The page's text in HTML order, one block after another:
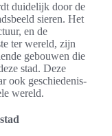
duidelijk door de
sieren. Het
en de
ter wereld, zijn
gebouwen die
stad. Deze
ook geschiedenis-
wereld.